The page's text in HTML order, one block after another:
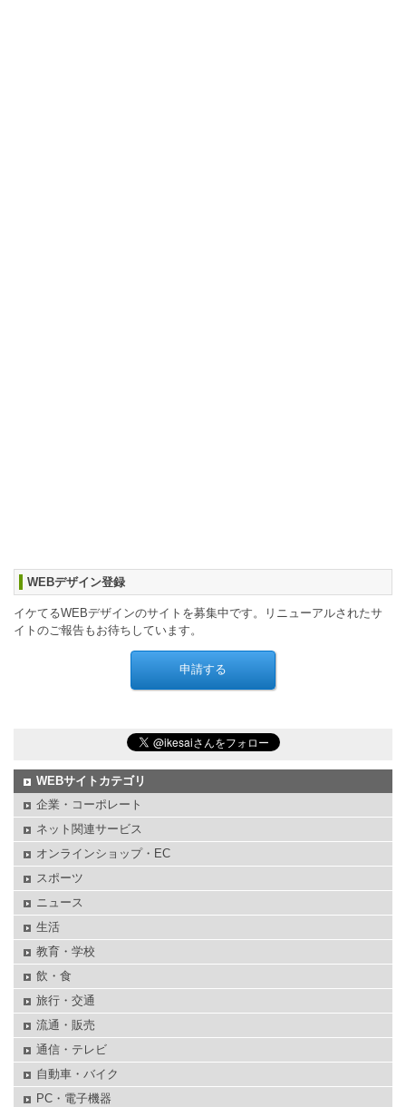
WEBデザイン登録
イケてるWEBデザインのサイトを募集中です。リニューアルされたサ
イトのご報告もお待ちしています。
WEBサイトカテゴリ
企業・コーポレート
ネット関連サービス
オンラインショップ・EC
スポーツ
ニュース
生活
教育・学校
飲・食
旅行・交通
流通・販売
通信・テレビ
自動車・バイク
PC・電子機器